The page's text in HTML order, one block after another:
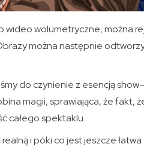
wideo wolumetryczne, można
można następnie
do czynienie z esencją
magii, sprawiająca, że fakt,
całego spektaklu.
i póki co jest jeszcze